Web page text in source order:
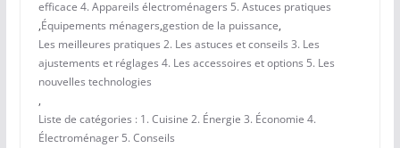
efficace 4. Appareils électroménagers 5. Astuces pratiques
,Équipements ménagers,gestion de la puissance,
Les meilleures pratiques 2. Les astuces et conseils 3. Les
ajustements et réglages 4. Les accessoires et options 5. Les
nouvelles technologies
,
Liste de catégories : 1. Cuisine 2. Énergie 3. Économie 4.
Électroménager 5. Conseils